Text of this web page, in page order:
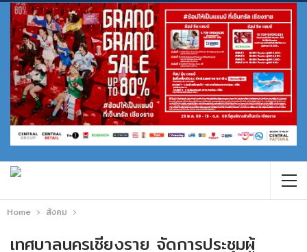
Home สังคม
เทศบาลนครเชียงราย จัดการประชุมผู้